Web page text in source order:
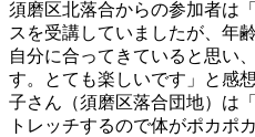
須磨区北落合からの参加者は
スを受講していましたが、年
自分に合ってきていると思い
す。とても楽しいです」と感
子さん（須磨区落合団地）は
トレッチするので体がポカポ